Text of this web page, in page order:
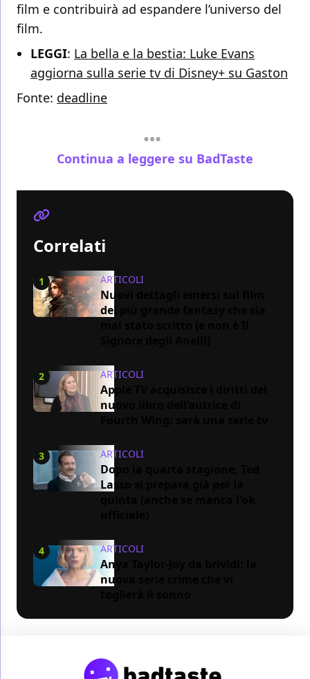
film e contribuirà ad espandere l’universo del
film.
LEGGI: La bella e la bestia: Luke Evans
aggiorna sulla serie tv di Disney+ su Gaston
Fonte: deadline
Continua a leggere su BadTaste
Correlati
1 ARTICOLI
Nuovi dettagli emersi sul film
del più grande fantasy che sia
2 ARTICOLI
Apple TV acquisisce i diritti del
nuovo libro dell’autrice di
3 ARTICOLI
Dopo la quarta stagione, Ted
Lasso si prepara già per la
4 ARTICOLI
Anya Taylor-Joy da brividi: la
nuova serie crime che vi